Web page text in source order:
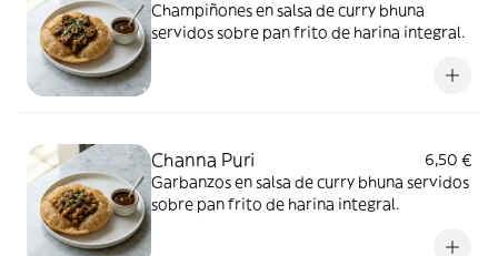
Champiñones en salsa de curry bhuna
servidos sobre pan frito de harina integral.
Channa Puri
6,50 €
Garbanzos en salsa de curry bhuna servidos
sobre pan frito de harina integral.